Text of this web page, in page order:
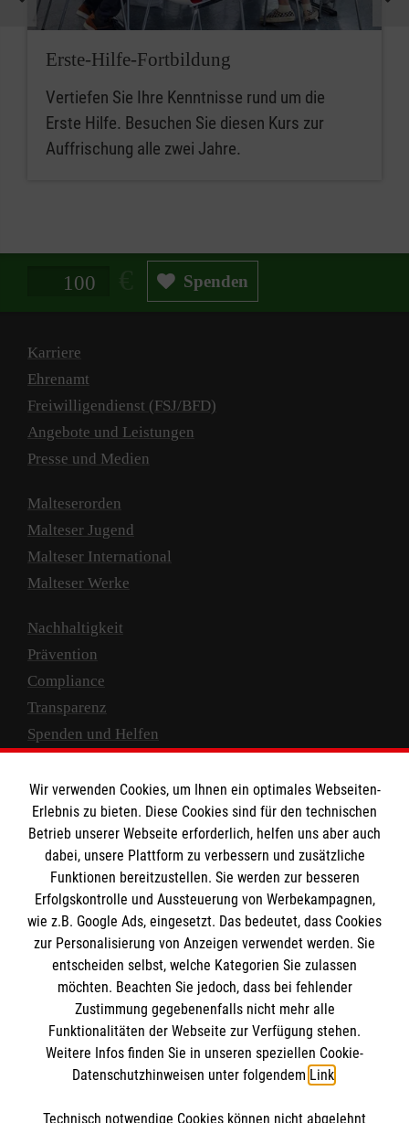
Erste-Hilfe-Fortbildung
Vertiefen Sie Ihre Kenntnisse rund um die
Erste Hilfe. Besuchen Sie diesen Kurs zur
Auffrischung alle zwei Jahre.
Spendenbetrag in Euro Spenden
Karriere
Ehrenamt
Freiwilligendienst (FSJ/BFD)
Angebote und Leistungen
Presse und Medien
Malteserorden
Malteser Jugend
Malteser International
Malteser Werke
Nachhaltigkeit
Prävention
Compliance
Transparenz
Spenden und Helfen
Empfänger: Malteser Hilfsdienst e.V.
IBAN: DE10 3706 0120 1201 2000 12
BIC: GENODED 1PA7
Newsletter abonnieren
Wir verwenden Cookies, um Ihnen ein optimales Webseiten-
Erlebnis zu bieten. Diese Cookies sind für den technischen
Betrieb unserer Webseite erforderlich, helfen uns aber auch
dabei, unsere Plattform zu verbessern und zusätzliche
Funktionen bereitzustellen. Sie werden zur besseren
Erfolgskontrolle und Aussteuerung von Werbekampagnen,
wie z.B. Google Ads, eingesetzt. Das bedeutet, dass Cookies
zur Personalisierung von Anzeigen verwendet werden. Sie
entscheiden selbst, welche Kategorien Sie zulassen
möchten. Beachten Sie jedoch, dass bei fehlender
Zustimmung gegebenenfalls nicht mehr alle
Funktionalitäten der Webseite zur Verfügung stehen.
Weitere Infos finden Sie in unseren speziellen Cookie-
Datenschutzhinweisen unter folgendem Link.
Technisch notwendige Cookies können nicht abgelehnt